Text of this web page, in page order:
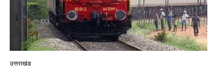
उत्तराखंड